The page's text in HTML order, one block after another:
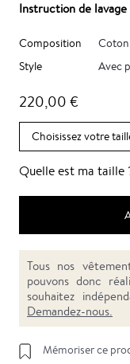
Instruction de lavage
Composition
Coton
Style
Avec
220,00 €
Quelle est ma taille
Tous nos
pouvons donc
souhaitez
Demandez-nous.
Mémoriser ce